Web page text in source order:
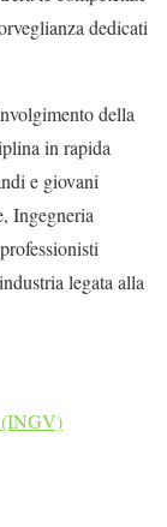
dedicati
della
in rapida
e giovani
Ingegneria
legata alla
(INGV)